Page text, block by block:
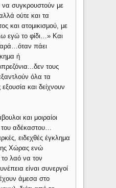
συγκρουστούν με
ούτε και τα
και ατομικισμού, με
εγώ το φίδι…» Και
πάει
ή
τους
όλα τα
και δείχνουν
και μοιραίοι
του αδέκαστου…
ειδεχθές έγκλημα
Χώρας ενώ
λαό να τον
είναι συνεργοί
άμεσα στο